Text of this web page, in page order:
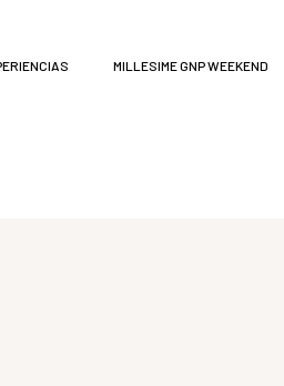
MILLESIME GNP WEEKEND